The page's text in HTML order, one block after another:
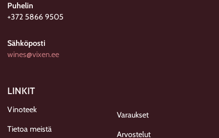
Puhelin
+372 5866 9505
Sähköposti
wines@vixen.ee
LINKIT
Vinoteek
Tietoa meistä
Varaukset
Arvostelut